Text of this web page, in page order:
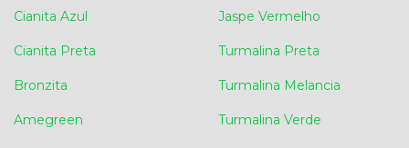
Cianita Azul
Cianita Preta
Bronzita
Amegreen
Jaspe Vermelho
Turmalina Preta
Turmalina Melancia
Turmalina Verde